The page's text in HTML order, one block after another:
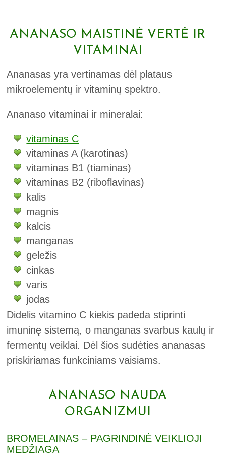
ANANASO MAISTINĖ VERTĖ IR
VITAMINAI
Ananasas yra vertinamas dėl plataus
mikroelementų ir vitaminų spektro.
Ananaso vitaminai ir mineralai:
vitaminas C
vitaminas A (karotinas)
vitaminas B1 (tiaminas)
vitaminas B2 (riboflavinas)
kalis
magnis
kalcis
manganas
geležis
cinkas
varis
jodas
Didelis vitamino C kiekis padeda stiprinti
imuninę sistemą, o manganas svarbus kaulų ir
fermentų veiklai. Dėl šios sudėties ananasas
priskiriamas funkciniams vaisiams.
ANANASO NAUDA
ORGANIZMUI
BROMELAINAS – PAGRINDINĖ VEIKLIOJI
MEDŽIAGA